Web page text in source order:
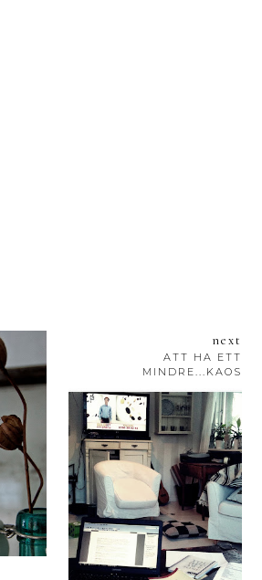
next
ATT HA ETT
MINDRE...KAOS